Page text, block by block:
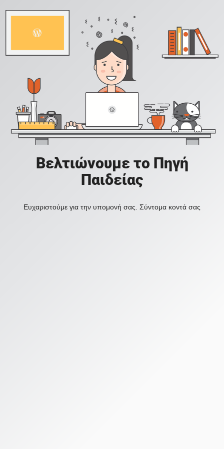
Βελτιώνουμε το Πηγή
Παιδείας
Ευχαριστούμε για την υπομονή σας. Σύντομα κοντά σας